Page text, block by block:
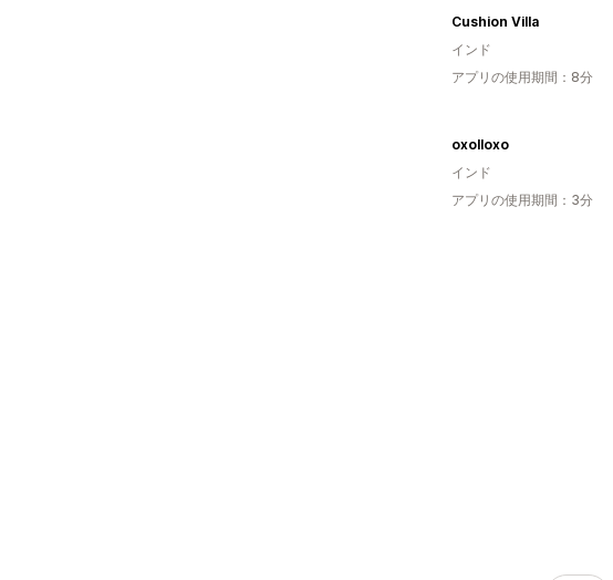
Cushion Villa
インド
アプリの使用期間：8分
oxolloxo
インド
アプリの使用期間：3分